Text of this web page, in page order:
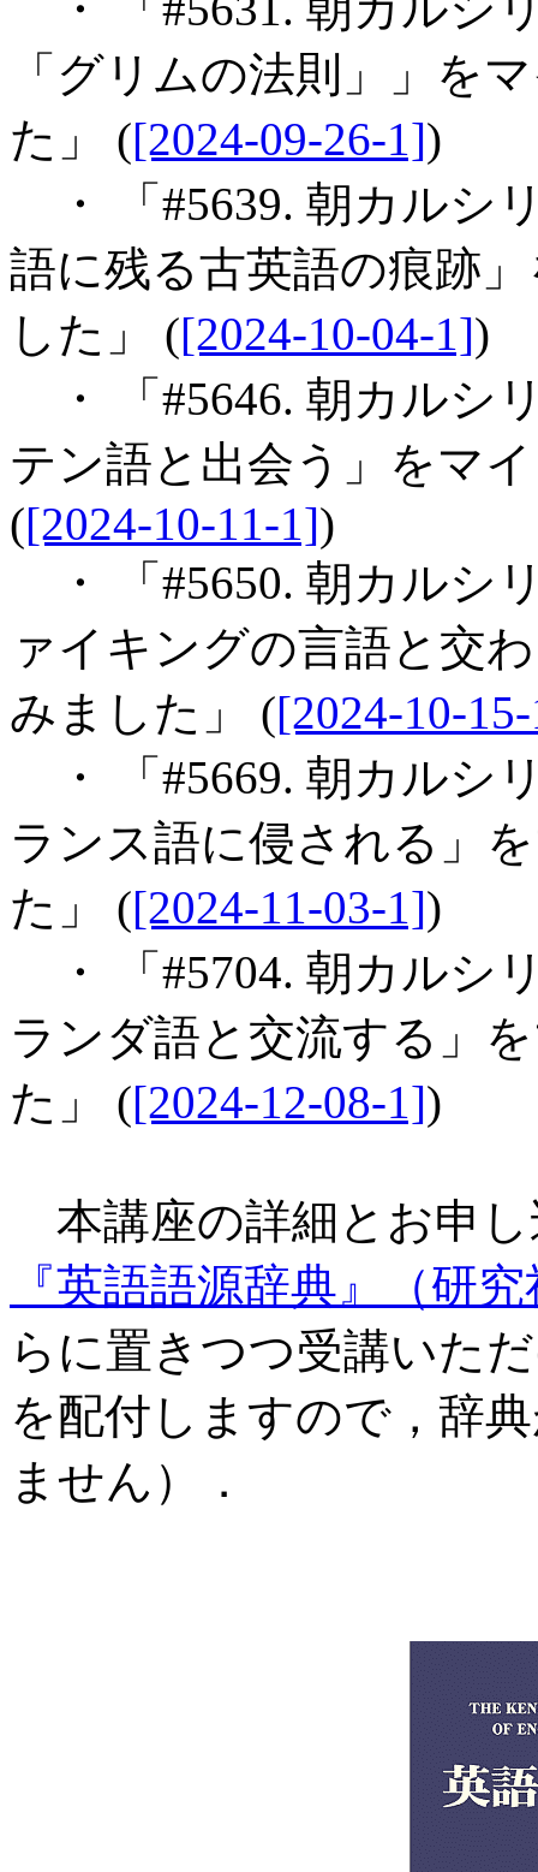
「グリムの法則」」を
た」 ([2024-09-26-1])
・ 「#5639. 朝カルシ
語に残る古英語の痕跡
した」 ([2024-10-04-1])
・ 「#5646. 朝カルシ
テン語と出会う」をマ
([2024-10-11-1])
・ 「#5650. 朝カルシ
ァイキングの言語と交
みました」 ([2024-10-
・ 「#5669. 朝カルシ
ランス語に侵される」
た」 ([2024-11-03-1])
・ 「#5704. 朝カルシ
ランダ語と交流する」
た」 ([2024-12-08-1])
本講座の詳細とお申
『英語語源辞典』（研
らに置きつつ受講いた
を配付しますので，辞
ません）．